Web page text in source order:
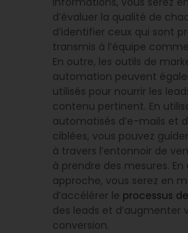
d’évaluer la qualité de
d’identifier ceux qui sont
transmis à l’équipe
En outre, les outils de
automation peuvent
utilisés pour nourrir les
contenu pertinent. En
automatisés d’e-mails et
ciblées, vous pouvez
à travers l’entonnoir de
à prendre des mesures.
approche, vous serez en
d’accélérer le processus
des leads et d’augmenter
conversion.